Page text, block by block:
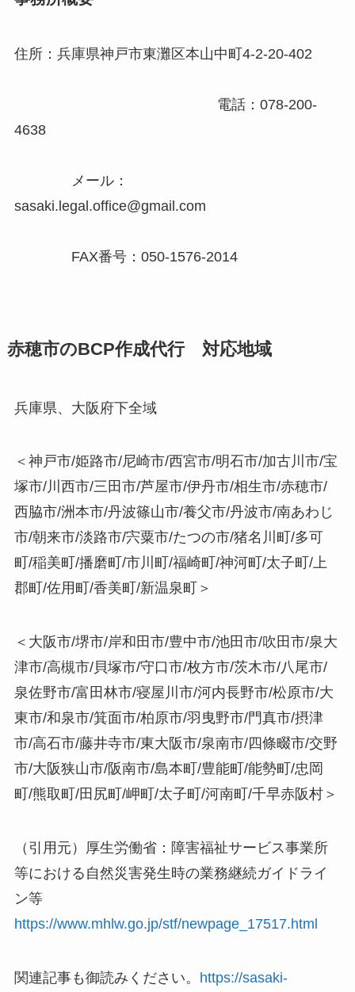
住所：兵庫県神戸市東灘区本山中町4-2-20-402
電話：078-200-
4638
メール：
sasaki.legal.office@gmail.com
FAX番号：050-1576-2014
赤穂市のBCP作成代行 対応地域
兵庫県、大阪府下全域
＜神戸市/姫路市/尼崎市/西宮市/明石市/加古川市/宝
塚市/川西市/三田市/芦屋市/伊丹市/相生市/赤穂市/
西脇市/洲本市/丹波篠山市/養父市/丹波市/南あわじ
市/朝来市/淡路市/宍粟市/たつの市/猪名川町/多可
町/稲美町/播磨町/市川町/福崎町/神河町/太子町/上
郡町/佐用町/香美町/新温泉町＞
＜大阪市/堺市/岸和田市/豊中市/池田市/吹田市/泉大
津市/高槻市/貝塚市/守口市/枚方市/茨木市/八尾市/
泉佐野市/富田林市/寝屋川市/河内長野市/松原市/大
東市/和泉市/箕面市/柏原市/羽曳野市/門真市/摂津
市/高石市/藤井寺市/東大阪市/泉南市/四條畷市/交野
市/大阪狭山市/阪南市/島本町/豊能町/能勢町/忠岡
町/熊取町/田尻町/岬町/太子町/河南町/千早赤阪村＞
（引用元）厚生労働省：障害福祉サービス事業所
等における自然災害発生時の業務継続ガイドライ
ン等
https://www.mhlw.go.jp/stf/newpage_17517.html
関連記事も御読みください。 https://sasaki-